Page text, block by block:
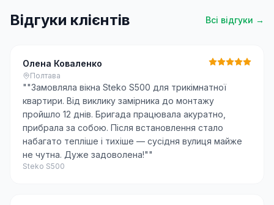
Відгуки клієнтів Всі відгуки →
Олена Коваленко
Полтава
""Замовляла вікна Steko S500 для трикімнатної
квартири. Від виклику замірника до монтажу
пройшло 12 днів. Бригада працювала акуратно,
прибрала за собою. Після встановлення стало
набагато тепліше і тихіше — сусідня вулиця майже
не чутна. Дуже задоволена!""
Steko S500